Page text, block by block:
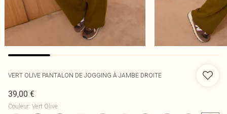
VERT OLIVE PANTALON DE JOGGING À JAMBE DROITE
39,00 €
Couleur: Vert Olive